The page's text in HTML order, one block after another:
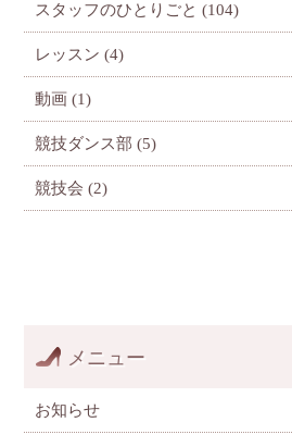
スタッフのひとりごと (104)
レッスン (4)
動画 (1)
競技ダンス部 (5)
競技会 (2)
メニュー
お知らせ